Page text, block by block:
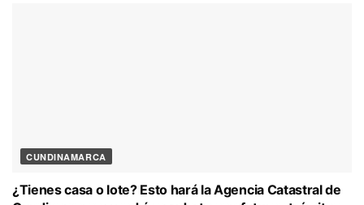
CUNDINAMARCA
¿Tienes casa o lote? Esto hará la Agencia Catastral de